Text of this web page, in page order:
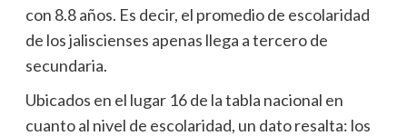
con 8.8 años. Es decir, el promedio de escolaridad
de los jaliscienses apenas llega a tercero de
secundaria.
Ubicados en el lugar 16 de la tabla nacional en
cuanto al nivel de escolaridad, un dato resalta: los